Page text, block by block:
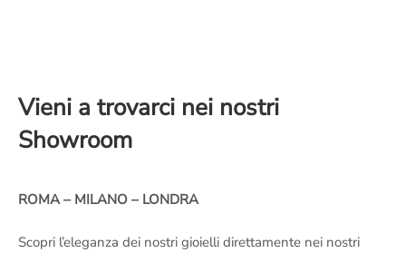
Vieni a trovarci nei nostri
Showroom
ROMA – MILANO – LONDRA
Scopri l’eleganza dei nostri gioielli direttamente nei nostri